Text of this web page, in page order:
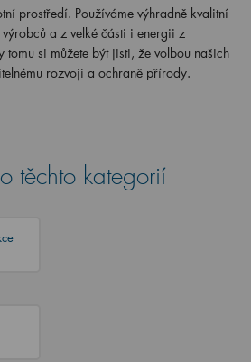
prostředí. Používáme výhradně kvalitní
a z velké části i energii z
tomu si můžete být jisti, že volbou našich
rozvoji a ochraně přírody.
těchto kategorií